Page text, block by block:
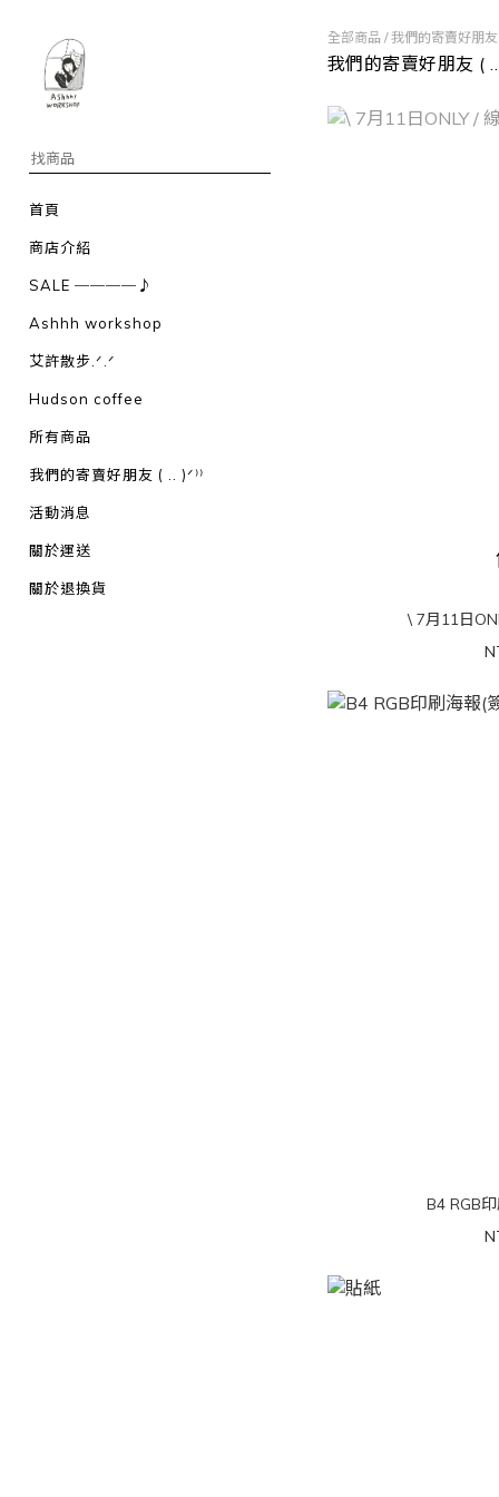
首頁
商店介紹
SALE ────♪
Ashhh workshop
艾許散步.ᐟ.ᐟ
Hudson coffee
所有商品
我們的寄賣好朋友 ( .. )ᐟ⁾⁾
活動消息
關於運送
關於退換貨
全部商品 /我們的寄賣好朋友
我們的寄賣好朋友 ( ..
\ 7月11日
B4 RGB